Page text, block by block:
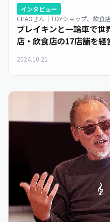
インタビュー
CHAOさん｜TOYショップ、飲食
ブレイキンと一輪車で世
店・飲食店の17店舗を経
2024.10.21